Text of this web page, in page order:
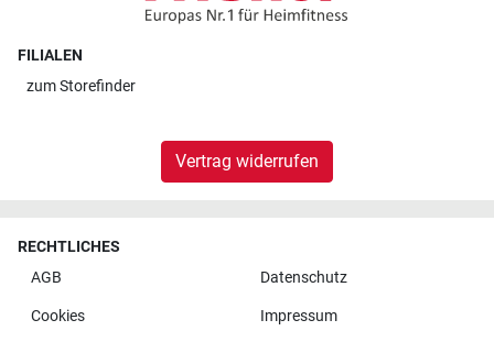
FILIALEN
zumStorefinder
Vertrag widerrufen
RECHTLICHES
AGB
Datenschutz
Cookies Impressum